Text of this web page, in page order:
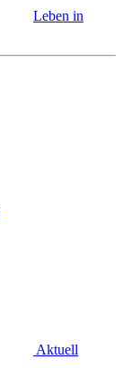
Leben in
Aktuell